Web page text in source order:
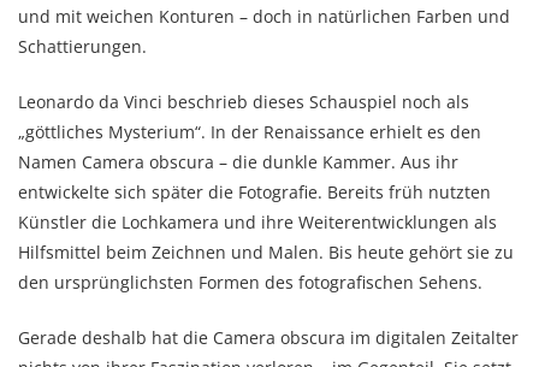
und mit weichen Konturen – doch in natürlichen Farben und
Schattierungen.
Leonardo da Vinci beschrieb dieses Schauspiel noch als
„göttliches Mysterium“. In der Renaissance erhielt es den
Namen Camera obscura – die dunkle Kammer. Aus ihr
entwickelte sich später die Fotografie. Bereits früh nutzten
Künstler die Lochkamera und ihre Weiterentwicklungen als
Hilfsmittel beim Zeichnen und Malen. Bis heute gehört sie zu
den ursprünglichsten Formen des fotografischen Sehens.
Gerade deshalb hat die Camera obscura im digitalen Zeitalter